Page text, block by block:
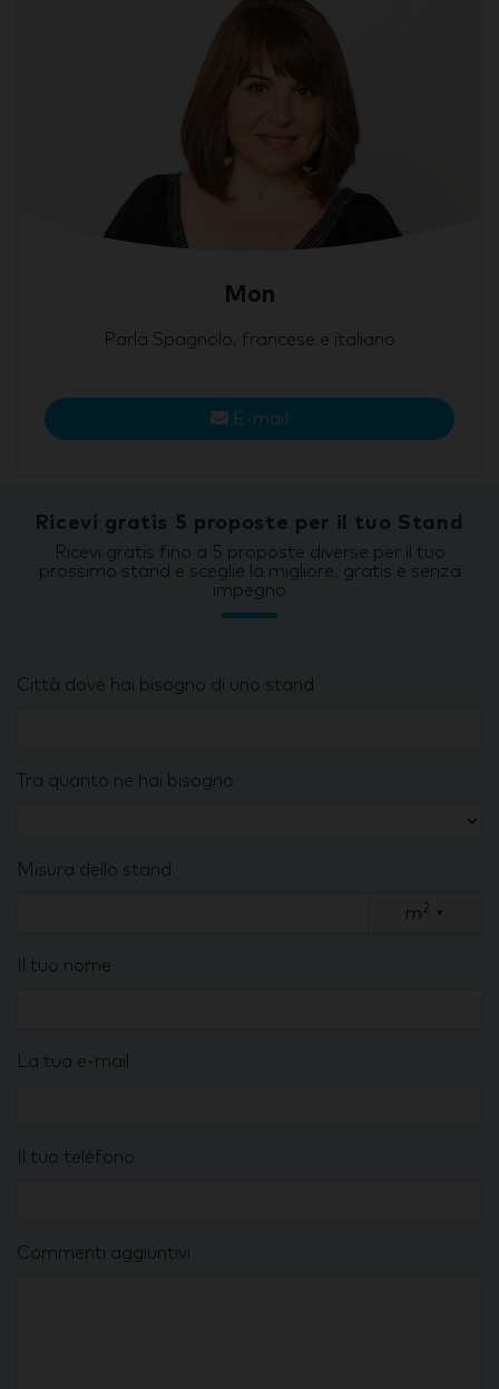
Mon
Parla Spagnolo, francese e italiano
E-mail
Ricevi gratis 5 proposte per il tuo Stand
Ricevi gratis fino a 5 proposte diverse per il tuo
prossimo stand e sceglie la migliore, gratis e senza
impegno
Città dove hai bisogno di uno stand
Tra quanto ne hai bisogno
Misura dello stand
m2 ▾
Il tuo nome
La tua e-mail
Il tuo teléfono
Commenti aggiuntivi